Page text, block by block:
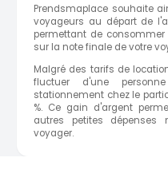
Prendsmaplace souhaite
voyageurs au départ de
permettant de
sur la note finale de votre
Malgré des tarifs de
fluctuer d'une
stationnement chez le
%. Ce gain d'argent
autres petites
voyager.